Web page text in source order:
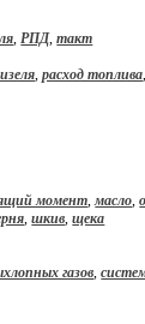
,РПД,такт
,расход топлива
момент,масло,
,шкив,щека
газов,